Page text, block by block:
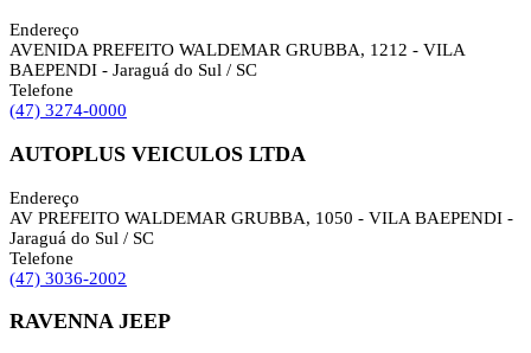
Endereço
AVENIDA PREFEITO WALDEMAR GRUBBA, 1212 - VILA
BAEPENDI - Jaraguá do Sul / SC
Telefone
(47) 3274-0000
AUTOPLUS VEICULOS LTDA
Endereço
AV PREFEITO WALDEMAR GRUBBA, 1050 - VILA BAEPENDI -
Jaraguá do Sul / SC
Telefone
(47) 3036-2002
RAVENNA JEEP